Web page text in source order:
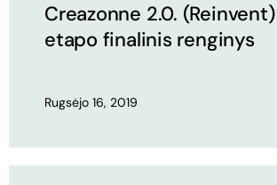
Creazonne 2.0.
etapo finalinis renginys
Rugsėjo 16, 2019